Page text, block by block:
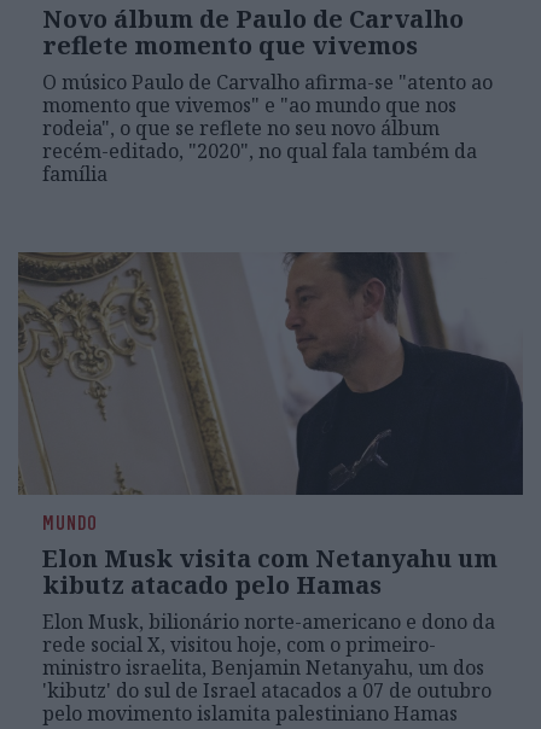
Novo álbum de Paulo de Carvalho
reflete momento que vivemos
O músico Paulo de Carvalho afirma-se "atento ao
momento que vivemos" e "ao mundo que nos
rodeia", o que se reflete no seu novo álbum
recém-editado, "2020", no qual fala também da
família
MUNDO
Elon Musk visita com Netanyahu um
kibutz atacado pelo Hamas
Elon Musk, bilionário norte-americano e dono da
rede social X, visitou hoje, com o primeiro-
ministro israelita, Benjamin Netanyahu, um dos
'kibutz' do sul de Israel atacados a 07 de outubro
pelo movimento islamita palestiniano Hamas